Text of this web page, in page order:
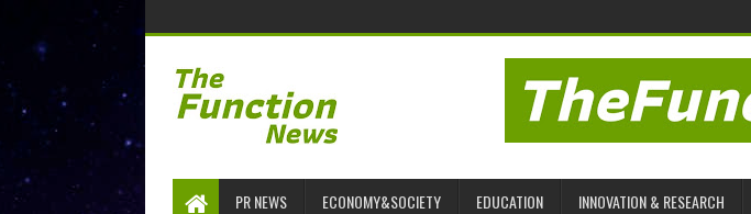
PR NEWS ECONOMY&SOCIETY EDUCATION INNOVATION & RESEARCH